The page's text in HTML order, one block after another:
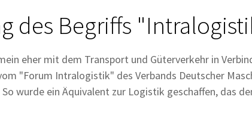
des Begriffs
eher mit dem Transport und Güterverkehr in
"Forum Intralogistik" des Verbands Deutscher
wurde ein Äquivalent zur Logistik geschaffen, das